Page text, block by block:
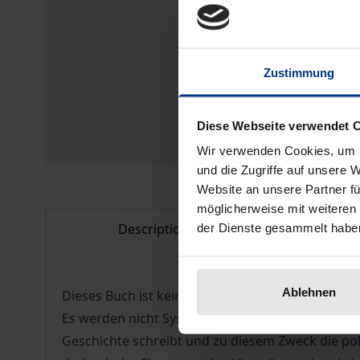
Zustimmung
Diese Webseite verwendet
Wir verwenden Cookies,
und die Zugriffe auf unsere
Website an unsere Partner
möglicherweise mit
der Dienste gesammelt
Ablehnen
Description
Dieses Buch ist keine Geschichte der
Es werden nicht Systeme vorgestellt, sondern
Geschichte schreibt und zu diesem Zweck die